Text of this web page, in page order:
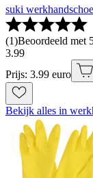
suki
(1)Beoordeeld met
3.99
Prijs: 3.99 euro
Bekijk alles in